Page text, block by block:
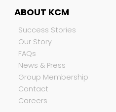
ABOUT KCM
Success Stories
Our Story
FAQs
News & Press
Group Membership
Contact
Careers